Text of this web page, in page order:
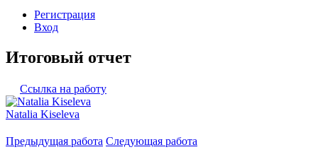
Регистрация
Вход
Итоговый отчет
Ссылка на работу
Natalia Kiseleva
Предыдущая работа Следующая работа